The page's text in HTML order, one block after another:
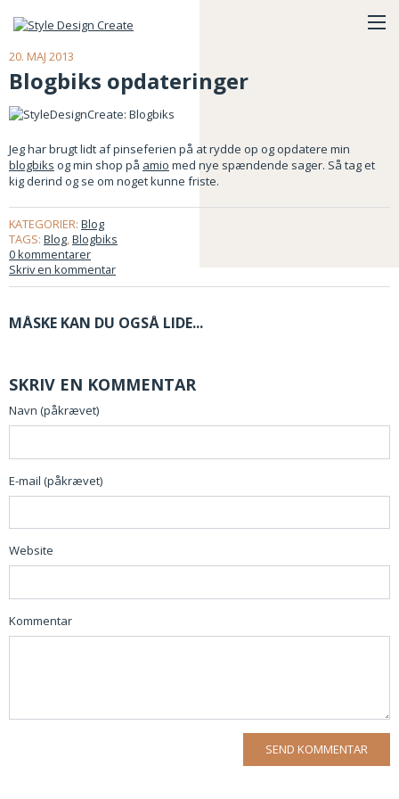
20. MAJ 2013
Blogbiks opdateringer
Jeg har brugt lidt af pinseferien på at rydde op og opdatere min
blogbiks og min shop på amio med nye spændende sager. Så tag et
kig derind og se om noget kunne friste.
KATEGORIER: Blog
TAGS: Blog,Blogbiks
0 kommentarer
Skriv en kommentar
MÅSKE KAN DU OGSÅ LIDE...
SKRIV EN KOMMENTAR
Navn (påkrævet)
E-mail (påkrævet)
Website
Kommentar